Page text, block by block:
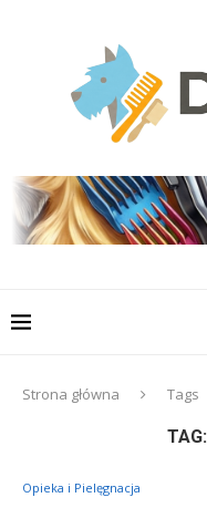
Strona główna Tags
TAG:
Opieka i Pielęgnacja